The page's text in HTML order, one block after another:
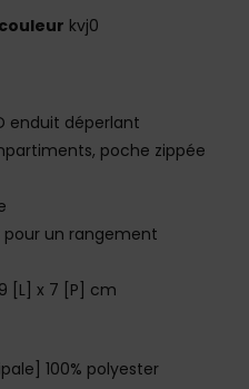
kvj0
enduit déperlant
poche zippée
un rangement
[L] x 7 [P] cm
100% polyester